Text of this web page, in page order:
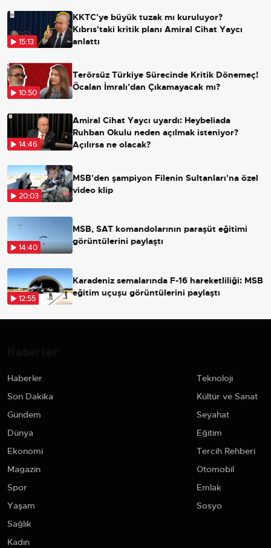
15:13
KKTC'ye büyük tuzak mı kuruluyor?
Kıbrıs'taki kritik planı Amiral Cihat Yaycı
anlattı
10:50
Terörsüz Türkiye Sürecinde Kritik Dönemeç!
Öcalan İmralı'dan Çıkamayacak mı?
14:46
Amiral Cihat Yaycı uyardı: Heybeliada
Ruhban Okulu neden açılmak isteniyor?
Açılırsa ne olacak?
20:03
MSB'den şampiyon Filenin Sultanları'na özel
video klip
14:40
MSB, SAT komandolarının paraşüt eğitimi
görüntülerini paylaştı
12:55
Karadeniz semalarında F-16 hareketliliği: MSB
eğitim uçuşu görüntülerini paylaştı
Haberler
Son Dakika
Gündem
Dünya
Ekonomi
Magazin
Spor
Yaşam
Sağlık
Kadın
Teknoloji
Kültür ve Sanat
Seyahat
Eğitim
Tercih Rehberi
Otomobil
Emlak
Sosyo